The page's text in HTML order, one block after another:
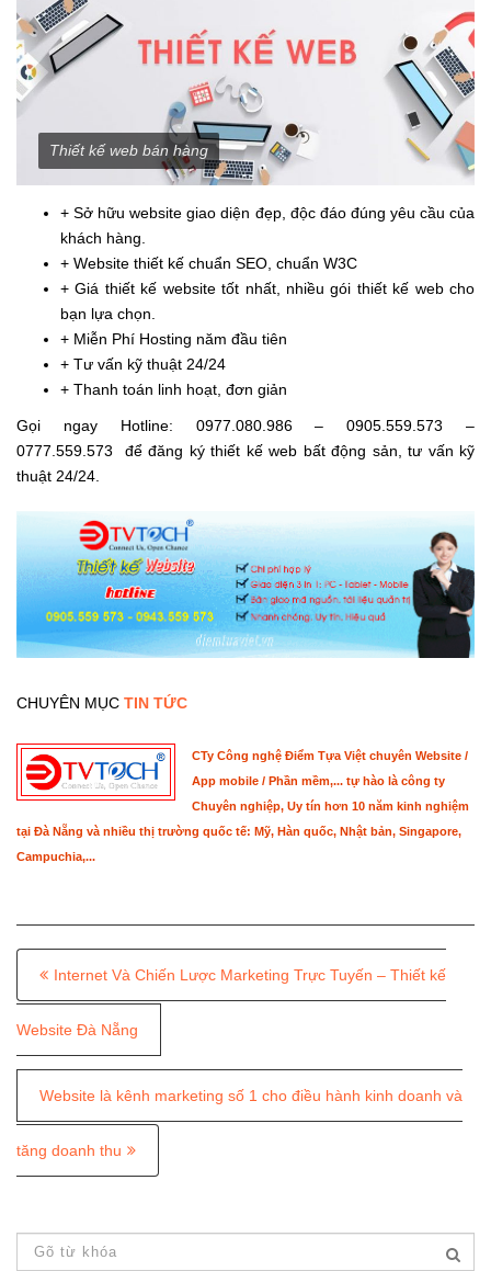
Thiết kế web bán hàng
+ Sở hữu website giao diện đẹp, độc đáo đúng yêu cầu của
khách hàng.
+ Website thiết kế chuẩn SEO, chuẩn W3C
+ Giá thiết kế website tốt nhất, nhiều gói thiết kế web cho
bạn lựa chọn.
+ Miễn Phí Hosting năm đầu tiên
+ Tư vấn kỹ thuật 24/24
+ Thanh toán linh hoạt, đơn giản
Gọi ngay Hotline: 0977.080.986 – 0905.559.573 –
0777.559.573 để đăng ký thiết kế web bất động sản, tư vấn kỹ
thuật 24/24.
CHUYÊN MỤC TIN TỨC
CTy Công nghệ Điểm Tựa Việt chuyên Website /
App mobile / Phần mềm,... tự hào là công ty
Chuyên nghiệp, Uy tín hơn 10 năm kinh nghiệm
tại Đà Nẵng và nhiều thị trường quốc tế: Mỹ, Hàn quốc, Nhật bản, Singapore,
Campuchia,...
o
s
t
a
v
Internet Và Chiến Lược Marketing Trực Tuyến – Thiết kế
Website Đà Nẵng
Website là kênh marketing số 1 cho điều hành kinh doanh và
tăng doanh thu